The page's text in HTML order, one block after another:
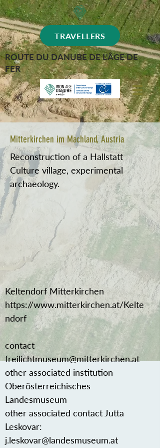
TRAVELLERS
ROUTE DU DANUBE DE L'ÂGE DE
FER
Mitterkirchen im Machland, Austria
Reconstruction of a Hallstatt
Culture village, experimental
archaeology.
Keltendorf Mitterkirchen
https://www.mitterkirchen.at/Kelte
ndorf
contact
freilichtmuseum@mitterkirchen.at
other associated institution
Oberösterreichisches
Landesmuseum
other associated contact Jutta
Leskovar:
j.leskovar@landesmuseum.at